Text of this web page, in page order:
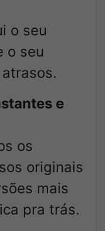
o seu
o seu
e
os
originais
mais
pra trás.